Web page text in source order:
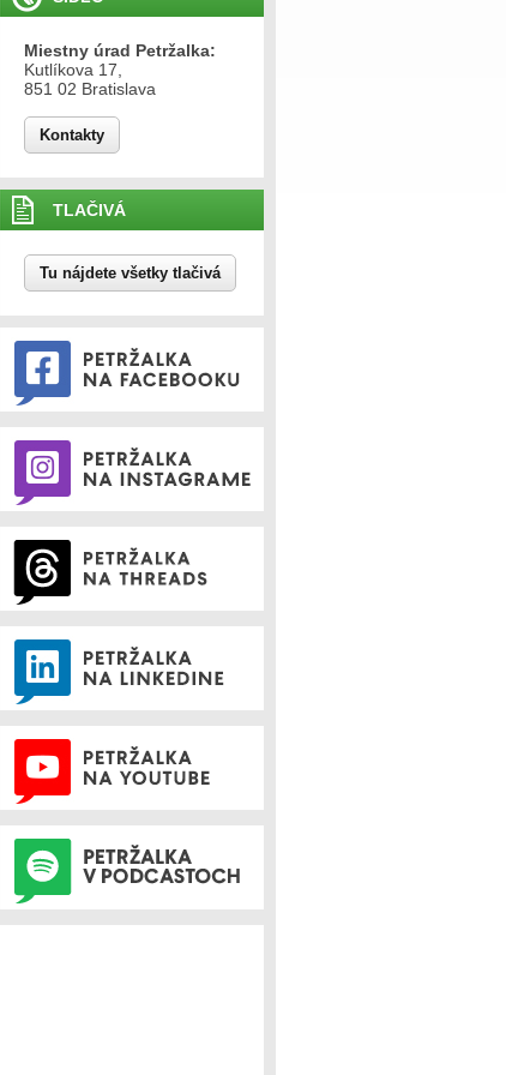
Miestny úrad Petržalka:
Kutlíkova 17,
851 02 Bratislava
Kontakty
TLAČIVÁ
Tu nájdete všetky tlačivá